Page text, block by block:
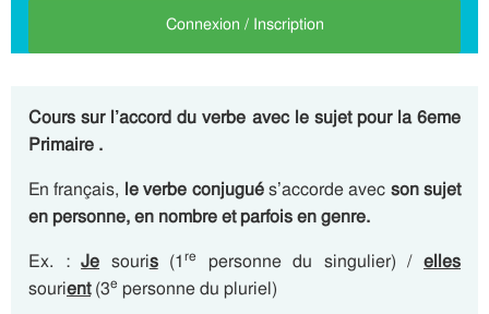
Connexion / Inscription
Cours sur l’accord du verbe avec le sujet pour la 6eme
Primaire .
En français, le verbe conjugués’accorde avec son sujet
en personne, en nombre et parfois en genre.
Ex. :Je souris(1re personne du singulier) /elles
sourient(3e personne du pluriel)